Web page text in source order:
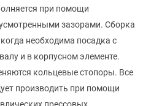
при помощи
зазорами. Сборка
необходима посадка с
и в корпусном элементе.
кольцевые стопоры. Все
производить при помощи